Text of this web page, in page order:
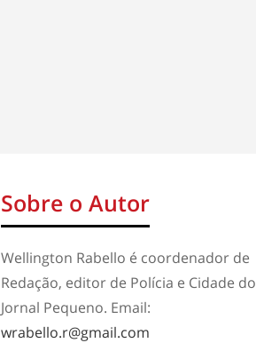
Sobre o Autor
Wellington Rabello é coordenador de
Redação, editor de Polícia e Cidade do
Jornal Pequeno. Email:
wrabello.r@gmail.com